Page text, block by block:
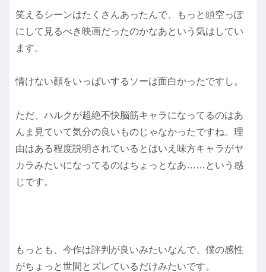
笑えるシーンはたくさんあったんで、もっと頭空っぽ
にして見るべき映画だったのかなあという気はしてい
ます。
情けない顔をいっぱいするソーは面白かったですし。
ただ、ハルクが超絶不快脳筋キャラになってるのはあ
んま見ていて気分の良いものじゃなかったですね。理
由はある程度説明されているとはいえ味方キャラがヤ
カラみたいになってるのはちょっとなあ……という感
じです。
もっとも、今作は評判が良いみたいなんで、僕の感性
がちょっと世間とズレているだけみたいです。